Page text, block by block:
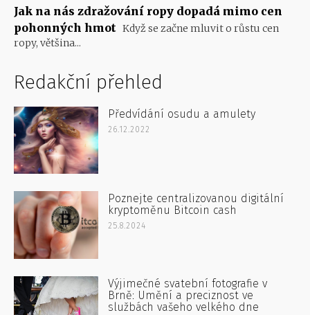
Jak na nás zdražování ropy dopadá mimo cen
pohonných hmot Když se začne mluvit o růstu cen
ropy, většina...
Redakční přehled
Předvídání osudu a amulety
26.12.2022
Poznejte centralizovanou digitální
kryptoměnu Bitcoin cash
25.8.2024
Výjimečné svatební fotografie v
Brně: Umění a preciznost ve
službách vašeho velkého dne